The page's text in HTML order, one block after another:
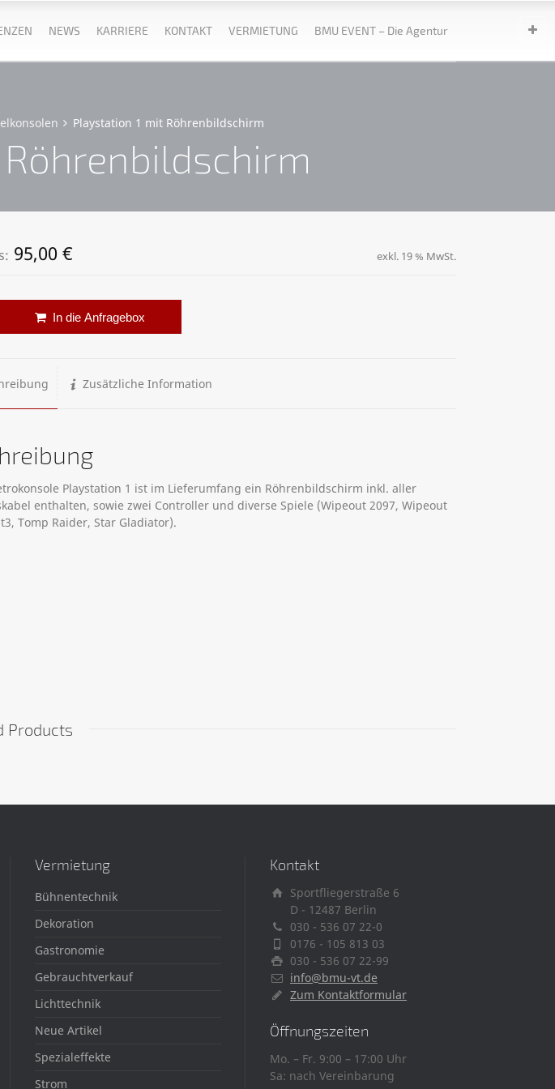
NEWS KARRIERE KONTAKT VERMIETUNG BMU EVENT – Die Agentur
Playstation 1 mit Röhrenbildschirm
95,00 € exkl. 19 % MwSt.
1 mit Röhrenbildschirm Menge
In die Anfragebox
Zusätzliche Information
Playstation 1 ist im Lieferumfang ein Röhrenbildschirm inkl. aller
enthalten, sowie zwei Controller und diverse Spiele (Wipeout 2097, Wipeout
Tomp Raider, Star Gladiator).
Products
Vermietung
Bühnentechnik
Dekoration
Gastronomie
Gebrauchtverkauf
Lichttechnik
Neue Artikel
Spezialeffekte
Strom
Kontakt
Sportfliegerstraße 6
D - 12487 Berlin
030 - 536 07 22-0
0176 - 105 813 03
030 - 536 07 22-99
info@bmu-vt.de
Zum Kontaktformular
Öffnungszeiten
Mo. – Fr. 9:00 – 17:00 Uhr
Sa: nach Vereinbarung